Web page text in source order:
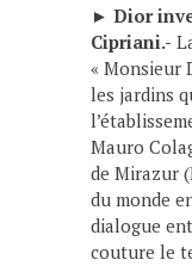
► Dior
Cipriani.-
« Monsieur
les jardins
Mauro
de Mirazur
du monde
dialogue
couture le